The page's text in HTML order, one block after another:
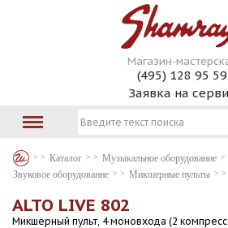
Магазин-
(495) 128 95 59
Заявка на
Каталог
Музыкальное оборудование
Звуковое оборудование
Микшерные пульты
ALTO LIVE 802
Микшерный пульт, 4 моновхода (2